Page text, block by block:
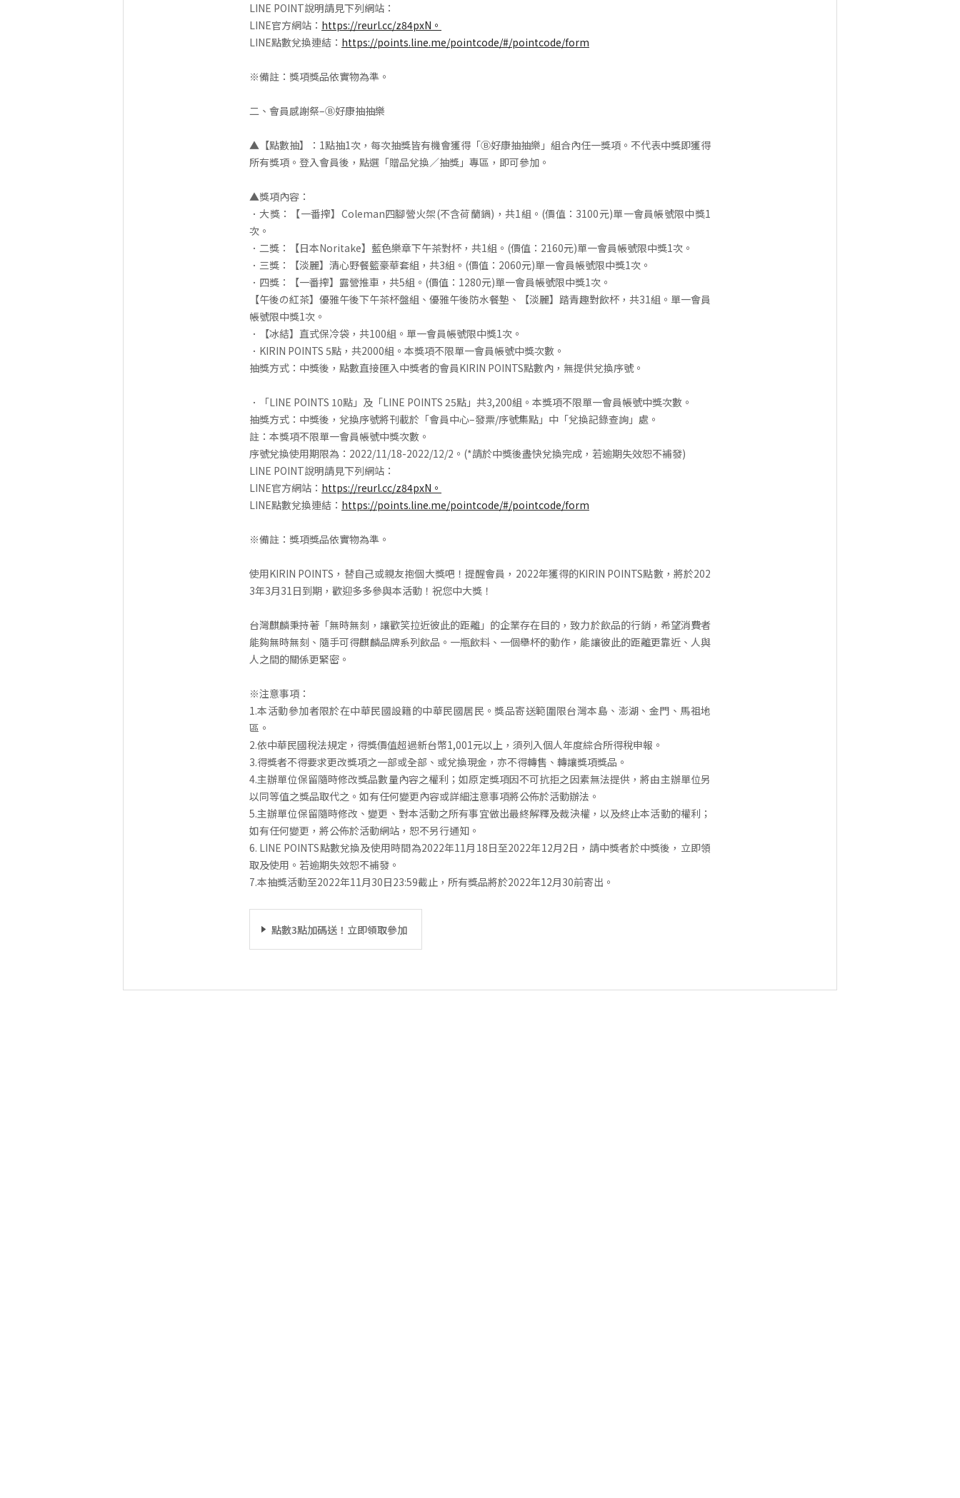
LINE POINT說明請見下列網站：
LINE官方網站： https://reurl.cc/z84pxN。
LINE點數兌換連結： https://points.line.me/pointcode/#/pointcode/form
※備註：獎項獎品依實物為準。
二、會員感謝祭–Ⓑ好康抽抽樂
▲【點數抽】：1點抽1次，每次抽獎皆有機會獲得「Ⓑ好康抽抽樂」組合內任一獎項。不代表中獎即獲得
所有獎項。登入會員後，點選「贈品兌換／抽獎」專區，即可參加。
▲獎項內容：
．大獎：【一番搾】Coleman四腳營火架(不含荷蘭鍋)，共1組。(價值：3100元)單一會員帳號限中獎1
次。
．二獎：【日本Noritake】藍色樂章下午茶對杯，共1組。(價值：2160元)單一會員帳號限中獎1次。
．三獎：【淡麗】清心野餐籃豪華套組，共3組。(價值：2060元)單一會員帳號限中獎1次。
．四獎：【一番搾】露營推車，共5組。(價值：1280元)單一會員帳號限中獎1次。
【午後の紅茶】優雅午後下午茶杯盤組、優雅午後防水餐墊、【淡麗】踏青趣對飲杯，共31組。單一會員
帳號限中獎1次。
．【冰結】直式保冷袋，共100組。單一會員帳號限中獎1次。
．KIRIN POINTS 5點，共2000組。本獎項不限單一會員帳號中獎次數。
抽獎方式：中獎後，點數直接匯入中獎者的會員KIRIN POINTS點數內，無提供兌換序號。
．「LINE POINTS 10點」及「LINE POINTS 25點」共3,200組。本獎項不限單一會員帳號中獎次數。
抽獎方式：中獎後，兌換序號將刊載於「會員中心–發票/序號集點」中「兌換記錄查詢」處。
註：本獎項不限單一會員帳號中獎次數。
序號兌換使用期限為：2022/11/18-2022/12/2。(*請於中獎後盡快兌換完成，若逾期失效恕不補發)
LINE POINT說明請見下列網站：
LINE官方網站： https://reurl.cc/z84pxN。
LINE點數兌換連結： https://points.line.me/pointcode/#/pointcode/form
※備註：獎項獎品依實物為準。
使用KIRIN POINTS，替自己或親友抱個大獎吧！提醒會員，2022年獲得的KIRIN POINTS點數，將於202
3年3月31日到期，歡迎多多參與本活動！祝您中大獎！
台灣麒麟秉持著「無時無刻，讓歡笑拉近彼此的距離」的企業存在目的，致力於飲品的行銷，希望消費者
能夠無時無刻、隨手可得麒麟品牌系列飲品。一瓶飲料、一個舉杯的動作，能讓彼此的距離更靠近、人與
人之間的關係更緊密。
※注意事項：
1.本活動參加者限於在中華民國設籍的中華民國居民。獎品寄送範圍限台灣本島、澎湖、金門、馬祖地
區。
2.依中華民國稅法規定，得獎價值超過新台幣1,001元以上，須列入個人年度綜合所得稅申報。
3.得獎者不得要求更改獎項之一部或全部、或兌換現金，亦不得轉售、轉讓獎項獎品。
4.主辦單位保留隨時修改獎品數量內容之權利；如原定獎項因不可抗拒之因素無法提供，將由主辦單位另
以同等值之獎品取代之。如有任何變更內容或詳細注意事項將公佈於活動辦法。
5.主辦單位保留隨時修改、變更、對本活動之所有事宜做出最終解釋及裁決權，以及終止本活動的權利；
如有任何變更，將公佈於活動網站，恕不另行通知。
6. LINE POINTS點數兌換及使用時間為2022年11月18日至2022年12月2日，請中獎者於中獎後，立即領
取及使用。若逾期失效恕不補發。
7.本抽獎活動至2022年11月30日23:59截止，所有獎品將於2022年12月30前寄出。
點數3點加碼送！立即領取參加